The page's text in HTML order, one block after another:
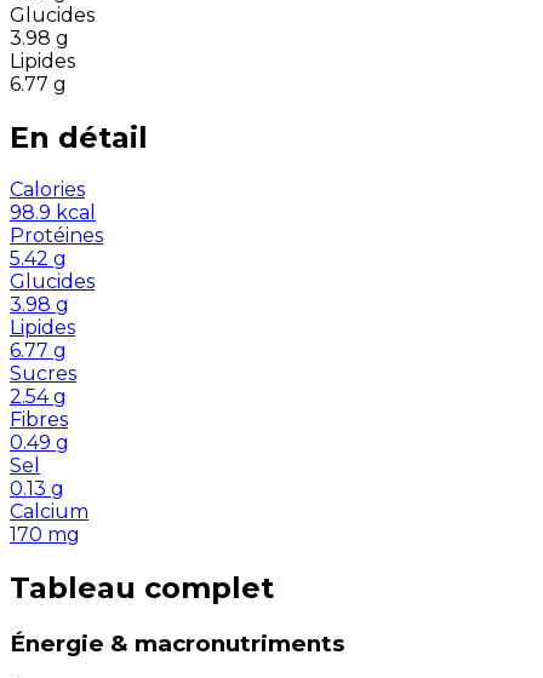
Glucides
3.98 g
Lipides
6.77 g
En détail
Calories
98.9 kcal
Protéines
5.42 g
Glucides
3.98 g
Lipides
6.77 g
Sucres
2.54 g
Fibres
0.49 g
Sel
0.13 g
Calcium
170 mg
Tableau complet
Énergie & macronutriments